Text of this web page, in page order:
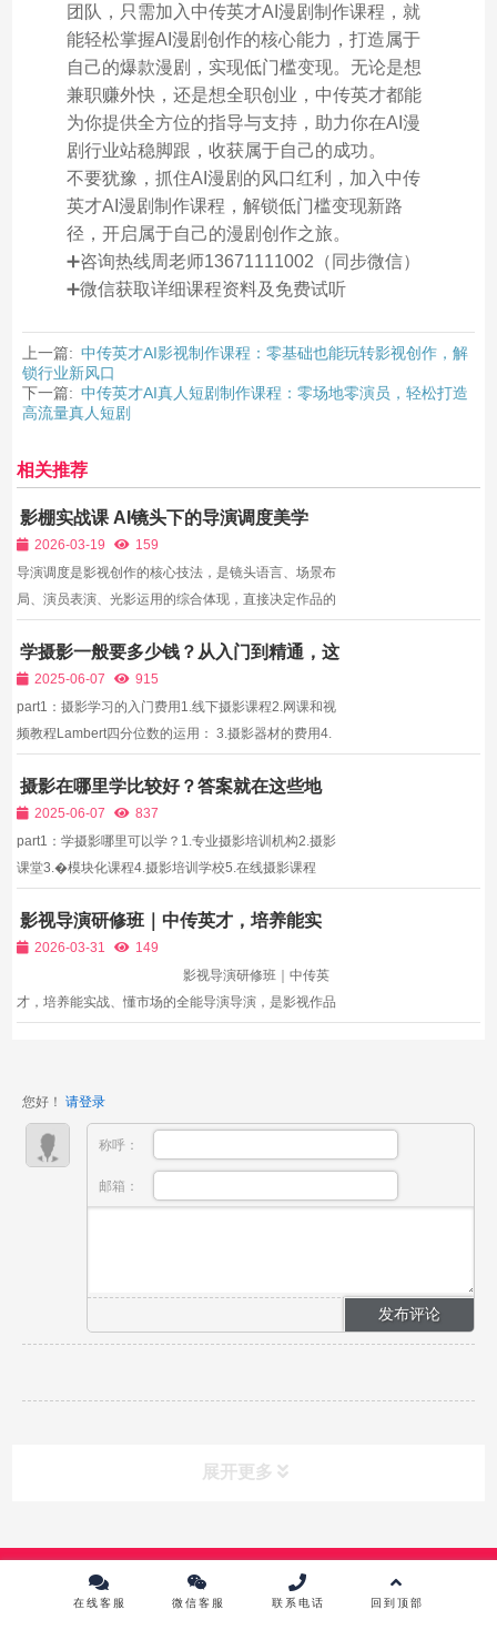
团队，只需加入中传英才AI漫剧制作课程，就
能轻松掌握AI漫剧创作的核心能力，打造属于
自己的爆款漫剧，实现低门槛变现。无论是想
兼职赚外快，还是想全职创业，中传英才都能
为你提供全方位的指导与支持，助力你在AI漫
剧行业站稳脚跟，收获属于自己的成功。
不要犹豫，抓住AI漫剧的风口红利，加入中传
英才AI漫剧制作课程，解锁低门槛变现新路
径，开启属于自己的漫剧创作之旅。
➕咨询热线周老师13671111002（同步微信）
➕微信获取详细课程资料及免费试听
上一篇: 中传英才AI影视制作课程：零基础也能玩转影视创作，解
锁行业新风口
下一篇: 中传英才AI真人短剧制作课程：零场地零演员，轻松打造
高流量真人短剧
相关推荐
影棚实战课 AI镜头下的导演调度美学
2026-03-19
159
导演调度是影视创作的核心技法，是镜头语言、场景布
局、演员表演、光影运用的综合体现，直接决定作品的
术的融合，让导演调度拥有了更多可能性，虚拟镜头、
智能光影、实时渲染等技术，丰富了调度的形式与内
涵。中传...
学摄影一般要多少钱？从入门到精通，这
些信息你需要知道！
2025-06-07
915
part1：摄影学习的入门费用1.线下摄影课程2.网课和视
频教程Lambert四分位数的运用： 3.摄影器材的费用4.
2.培养审美能力3.提升自我表达4.持续学习的重要性结
语：中传英才影视教育培训中心 周钰老师联系电话
18601281...
摄影在哪里学比较好？答案就在这些地
方！2025-06-07
837
part1：学摄影哪里可以学？1.专业摄影培训机构2.摄影
课堂3.�模块化课程4.摄影培训学校5.在线摄影课程
摄影比赛4.�Photowalking5.摄影论坛和社区中传英才
影视教育培训中心 周钰老师联系电话
18601281490（同微信）摄...
影视导演研修班｜中传英才，培养能实
战、懂市场的全能导演
2026-03-31
149
影视导演研修班｜中传英
才，培养能实战、懂市场的全能导演导演，是影视作品
您好！ 请登录
称呼：
邮箱：
展开更多
Copyright © 2024 中传英才影视教育培训中心 版权所有 |
10215867号-1
在线客服 微信客服 联系电话 回到顶部